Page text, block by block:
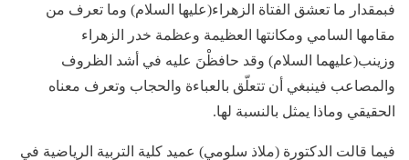
فبمقدار ما تعشق الفتاة الزهراء(عليها السلام) وما تعرف من
مقامها السامي ومكانتها العظيمة وعظمة خدر الزهراء
وزينب(عليهما السلام) وقد حافظْنَ عليه في أشد الظروف
والمصاعب فينبغي أن تتعلّق بالعباءة والحجاب وتعرف معناه
الحقيقي وماذا يمثل بالنسبة لها.
فيما قالت الدكتورة (ملاذ سلومي) عميد كلية التربية الرياضية في